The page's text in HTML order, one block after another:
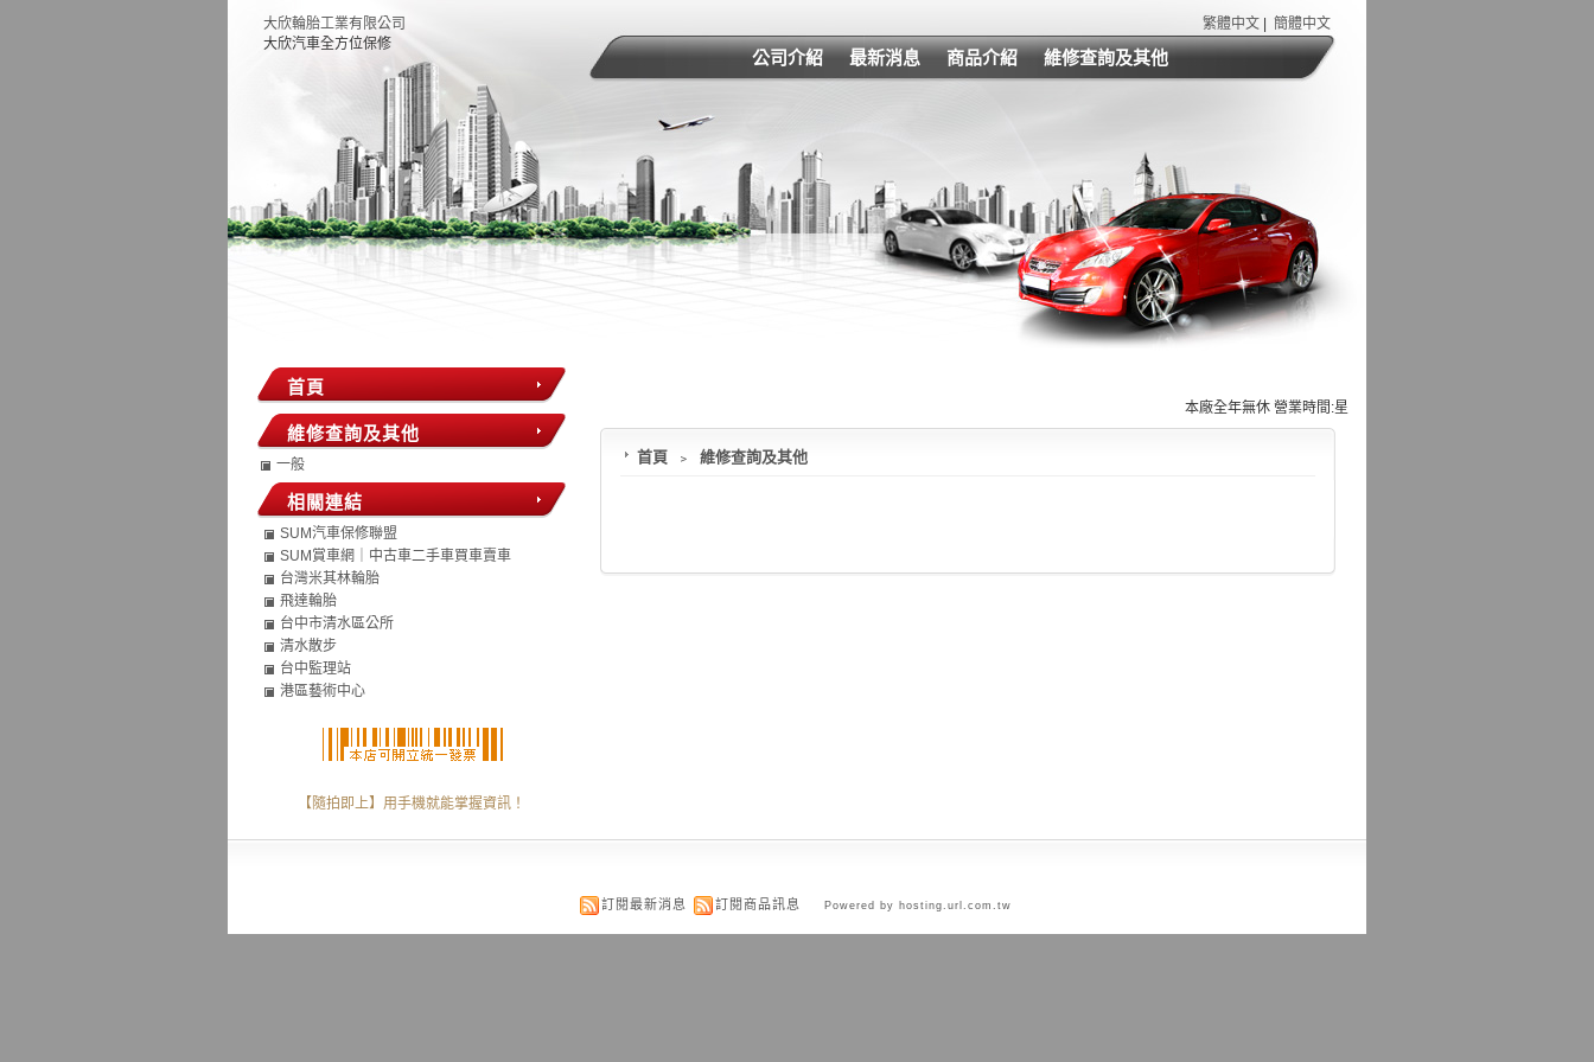
大欣輪胎工業有限公司
大欣汽車全方位保修
繁體中文 簡體中文
公司介紹 最新消息 商品介紹 維修查詢及其他
本廠全年無休 營業時間:星期一至星期六 08:00~18:00 星期日
首頁 ﹥ 維修查詢及其他
首頁
維修查詢及其他
一般
相關連結
SUM汽車保修聯盟
SUM賞車網｜中古車二手車買車賣車
台灣米其林輪胎
飛達輪胎
台中市清水區公所
清水散步
台中監理站
港區藝術中心
【隨拍即上】用手機就能掌握資訊！
訂閱最新消息 訂閱商品訊息 Powered by hosting.url.com.tw